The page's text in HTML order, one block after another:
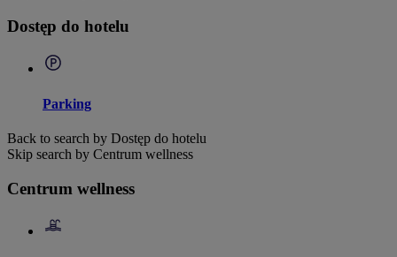
Dostęp do hotelu
Parking
Back to search by Dostęp do hotelu
Skip search by Centrum wellness
Centrum wellness